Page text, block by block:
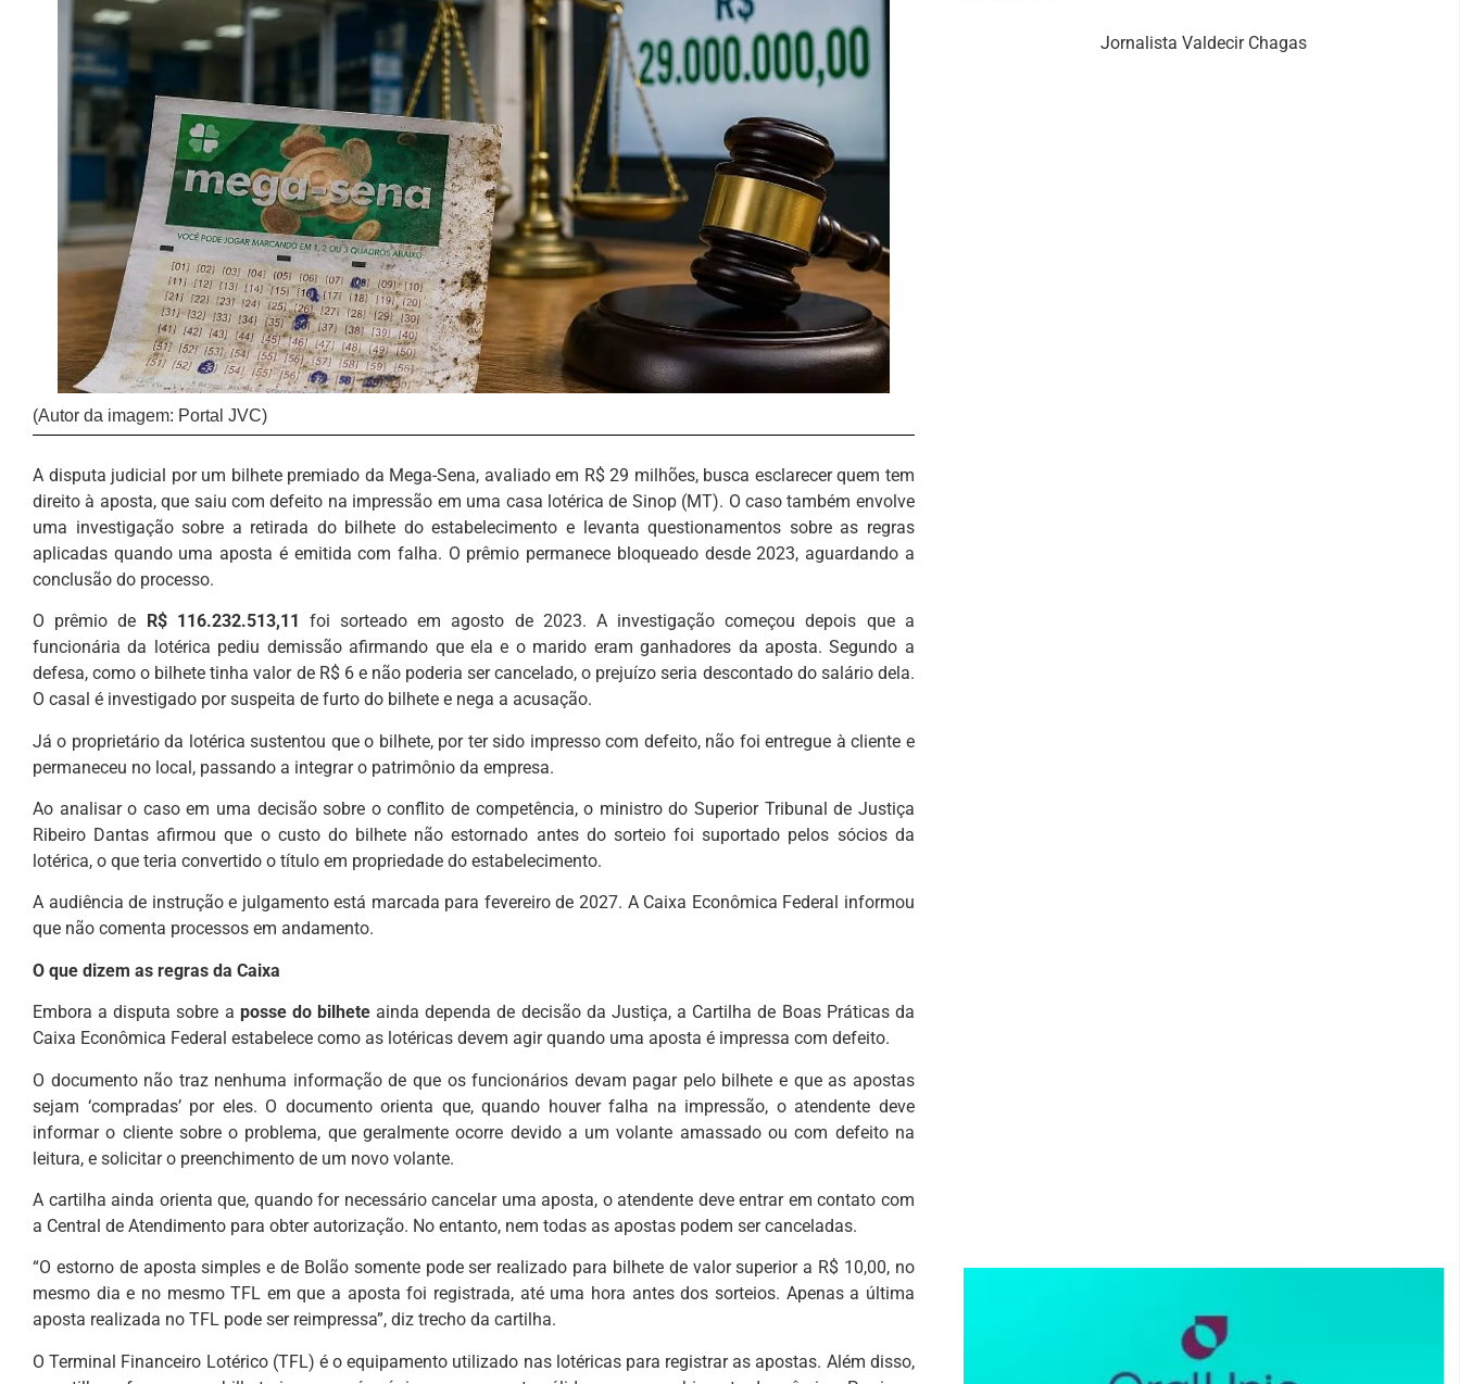
(Autor da imagem: Portal JVC)
A disputa judicial por um bilhete premiado da Mega-Sena, avaliado em R$ 29 milhões, busca esclarecer quem tem
direito à aposta, que saiu com defeito na impressão em uma casa lotérica de Sinop (MT). O caso também envolve
uma investigação sobre a retirada do bilhete do estabelecimento e levanta questionamentos sobre as regras
aplicadas quando uma aposta é emitida com falha. O prêmio permanece bloqueado desde 2023, aguardando a
conclusão do processo.
O prêmio de R$ 116.232.513,11
foi sorteado em agosto de 2023. A investigação começou depois que a
funcionária da lotérica pediu demissão afirmando que ela e o marido eram ganhadores da aposta. Segundo a
defesa, como o bilhete tinha valor de R$ 6 e não poderia ser cancelado, o prejuízo seria descontado do salário dela.
O casal é investigado por suspeita de furto do bilhete e nega a acusação.
Já o proprietário da lotérica sustentou que o bilhete, por ter sido impresso com defeito, não foi entregue à cliente e
permaneceu no local, passando a integrar o patrimônio da empresa.
Ao analisar o caso em uma decisão sobre o conflito de competência, o ministro do Superior Tribunal de Justiça
Ribeiro Dantas afirmou que o custo do bilhete não estornado antes do sorteio foi suportado pelos sócios da
lotérica, o que teria convertido o título em propriedade do estabelecimento.
A audiência de instrução e julgamento está marcada para fevereiro de 2027. A Caixa Econômica Federal informou
que não comenta processos em andamento.
O que dizem as regras da Caixa
Embora a disputa sobre a posse do bilhete ainda dependa de decisão da Justiça, a Cartilha de Boas Práticas da
Caixa Econômica Federal estabelece como as lotéricas devem agir quando uma aposta é impressa com defeito.
O documento não traz nenhuma informação de que os funcionários devam pagar pelo bilhete e que as apostas
sejam ‘compradas’ por eles. O documento orienta que, quando houver falha na impressão, o atendente deve
informar o cliente sobre o problema, que geralmente ocorre devido a um volante amassado ou com defeito na
leitura, e solicitar o preenchimento de um novo volante.
A cartilha ainda orienta que, quando for necessário cancelar uma aposta, o atendente deve entrar em contato com
a Central de Atendimento para obter autorização. No entanto, nem todas as apostas podem ser canceladas.
“O estorno de aposta simples e de Bolão somente pode ser realizado para bilhete de valor superior a R$ 10,00, no
mesmo dia e no mesmo TFL em que a aposta foi registrada, até uma hora antes dos sorteios. Apenas a última
aposta realizada no TFL pode ser reimpressa”, diz trecho da cartilha.
O Terminal Financeiro Lotérico (TFL) é o equipamento utilizado nas lotéricas para registrar as apostas. Além disso,
Jornalista Valdecir Chagas